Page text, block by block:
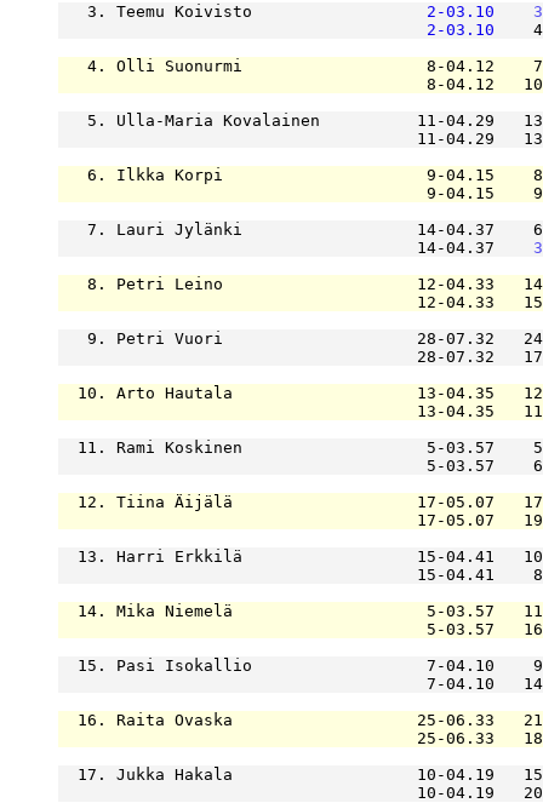
   3. Teemu Koivisto
2-03.10
2-03.10
4. Olli Suonurmi                   8-04.12
8-04.12
5. Ulla-Maria Kovalainen          11-04.29
11-04.29
6. Ilkka Korpi                     9-04.15
9-04.15
7. Lauri Jylänki                  14-04.37
                                     14-04.37
8. Petri Leino                    12-04.33
12-04.33
9. Petri Vuori                    28-07.32
28-07.32
10. Arto Hautala                   13-04.35
13-04.35
11. Rami Koskinen                   5-03.57
5-03.57
12. Tiina Äijälä                   17-05.07
17-05.07
13. Harri Erkkilä                  15-04.41
15-04.41
14. Mika Niemelä                    5-03.57
5-03.57
15. Pasi Isokallio                  7-04.10
7-04.10
16. Raita Ovaska                   25-06.33
25-06.33
17. Jukka Hakala                   10-04.19
10-04.19